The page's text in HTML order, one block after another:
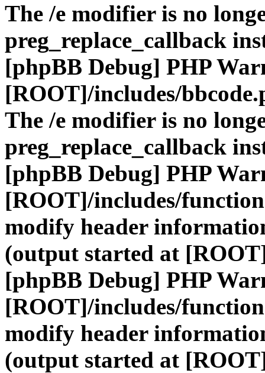
The /e modifier is no
preg_replace_callback
[phpBB Debug] PHP
[ROOT]/includes/
The /e modifier is no
preg_replace_callback
[phpBB Debug] PHP
[ROOT]/includes/
modify header
(output started at
[phpBB Debug] PHP
[ROOT]/includes/
modify header
(output started at